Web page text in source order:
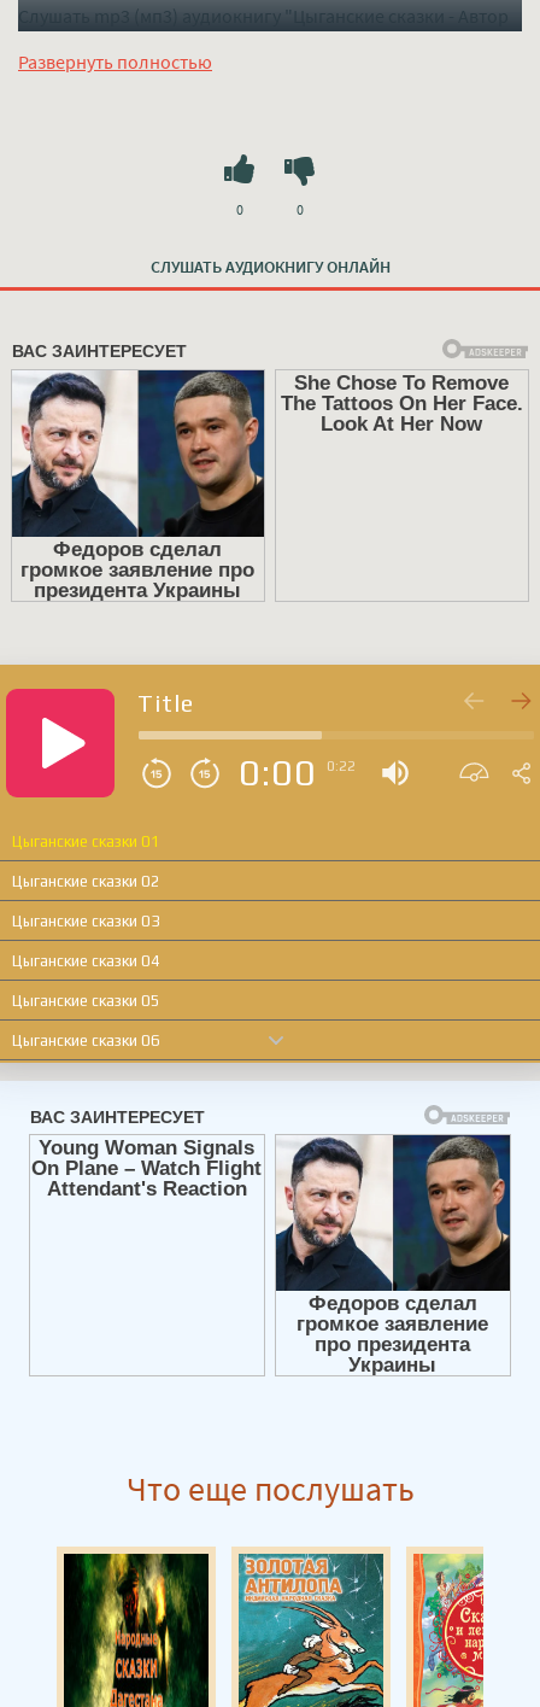
Слушать mp3 (мп3) аудиокнигу "Цыганские сказки - Автор
Развернуть полностью
СЛУШАТЬ АУДИОКНИГУ ОНЛАЙН
0 0
Title
0:00 0:22
Цыганские сказки 01
Цыганские сказки 02
Цыганские сказки 03
Цыганские сказки 04
Цыганские сказки 05
Цыганские сказки 06
Цыганские сказки 07
Цыганские сказки 08
Цыганские сказки 09
Цыганские сказки 10
Цыганские сказки 17
Цыганские сказки 19
Цыганские сказки 20
Цыганские сказки 21
Цыганские сказки 22
Что еще послушать